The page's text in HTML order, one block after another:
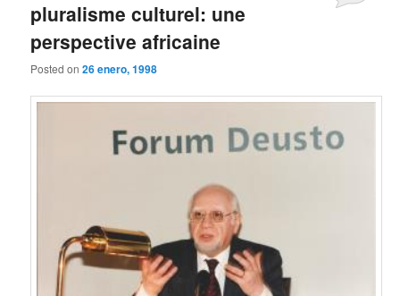
pluralisme culturel: une
perspective africaine
Posted on26 enero, 1998